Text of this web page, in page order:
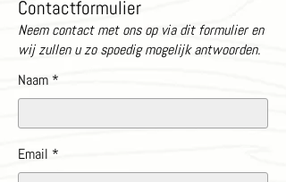
Contactformulier
Neem contact met ons op via dit formulier en
wij zullen u zo spoedig mogelijk antwoorden.
Naam
Email